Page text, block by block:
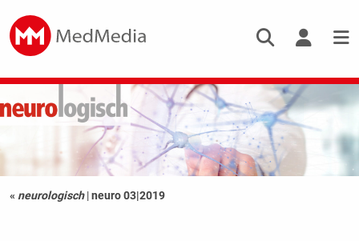
« neurologisch |neuro 03|2019